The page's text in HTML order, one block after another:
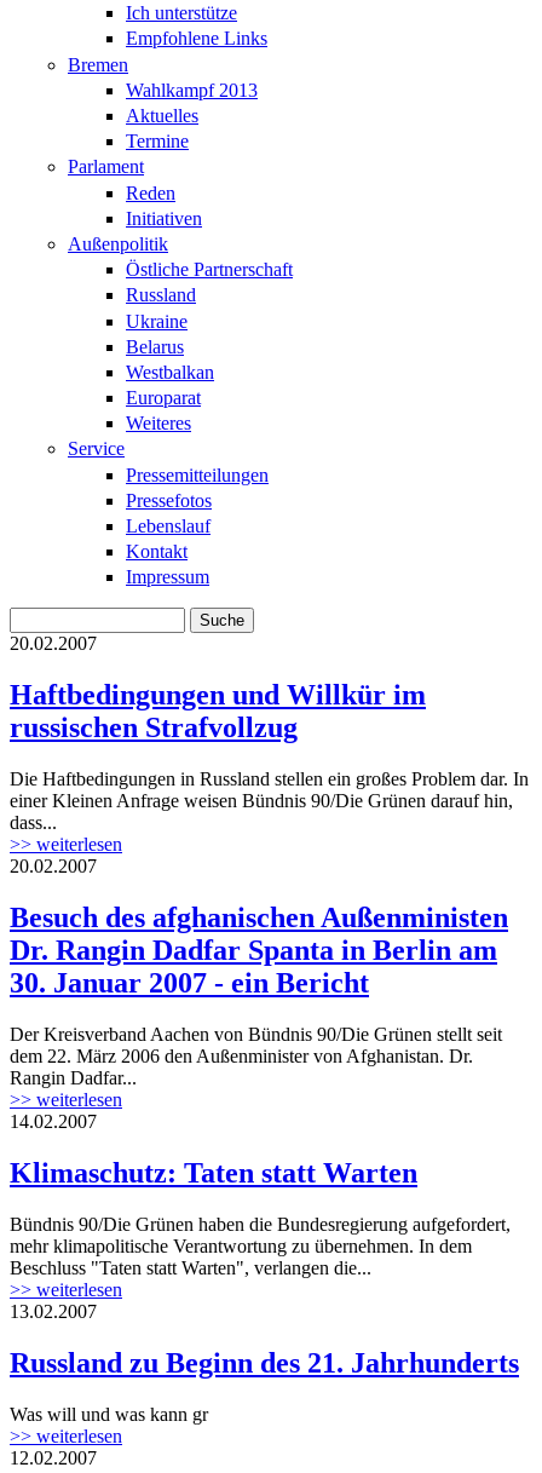
Ich unterstütze
Empfohlene Links
Bremen
Wahlkampf 2013
Aktuelles
Termine
Parlament
Reden
Initiativen
Außenpolitik
Östliche Partnerschaft
Russland
Ukraine
Belarus
Westbalkan
Europarat
Weiteres
Service
Pressemitteilungen
Pressefotos
Lebenslauf
Kontakt
Impressum
Suchformular
20.02.2007
Haftbedingungen und Willkür im
russischen Strafvollzug
Die Haftbedingungen in Russland stellen ein großes Problem dar. In
einer Kleinen Anfrage weisen Bündnis 90/Die Grünen darauf hin,
dass...
>> weiterlesen
20.02.2007
Besuch des afghanischen Außenministen
Dr. Rangin Dadfar Spanta in Berlin am
30. Januar 2007 - ein Bericht
Der Kreisverband Aachen von Bündnis 90/Die Grünen stellt seit
dem 22. März 2006 den Außenminister von Afghanistan. Dr.
Rangin Dadfar...
>> weiterlesen
14.02.2007
Klimaschutz: Taten statt Warten
Bündnis 90/Die Grünen haben die Bundesregierung aufgefordert,
mehr klimapolitische Verantwortung zu übernehmen. In dem
Beschluss "Taten statt Warten", verlangen die...
>> weiterlesen
13.02.2007
Russland zu Beginn des 21. Jahrhunderts
Was will und was kann gr
>> weiterlesen
12.02.2007